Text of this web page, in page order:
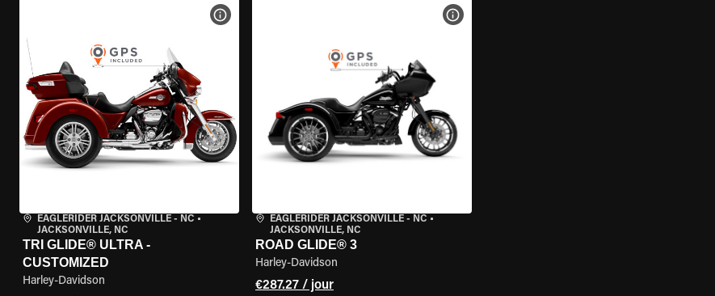
EAGLERIDER JACKSONVILLE - NC •
JACKSONVILLE, NC
TRI GLIDE® ULTRA -
CUSTOMIZED
Harley-Davidson
VOIR LES SPÉCIFICATIONS DE LA MOTO
EAGLERIDER JACKSONVILLE - NC •
JACKSONVILLE, NC
ROAD GLIDE® 3
Harley-Davidson
€287.27 / jour
VOIR LES SPÉCIFICATIONS DE LA MOTO